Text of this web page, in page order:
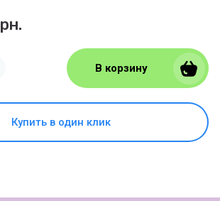
В корзину
Купить в один клик